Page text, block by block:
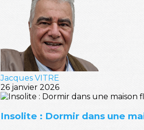
Jacques VITRE
26 janvier 2026
Insolite : Dormir dans une